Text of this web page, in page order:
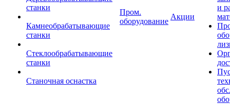
станки
Камнеобрабатывающие
станки
Стеклообрабатывающие
станки
Станочная оснастка
Пром.
оборудование
Акции
и